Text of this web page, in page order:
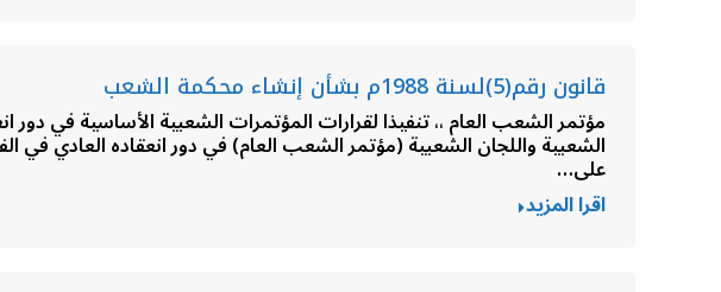
قانون رقم(5)لسنة 1988م بشأن إنشاء محكمة الشعب
على…
اقرا المزيد